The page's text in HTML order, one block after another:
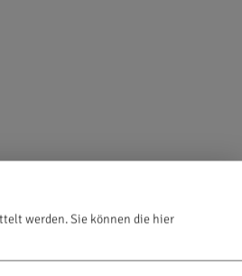
werden. Sie können die hier